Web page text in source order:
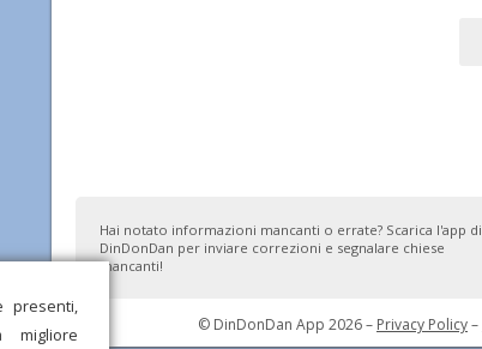
presenti,
migliore
Hai notato informazioni mancanti o errate? Scarica l'app di
DinDonDan per inviare correzioni e segnalare chiese
mancanti!
© DinDonDan App 2026 – Privacy Policy–